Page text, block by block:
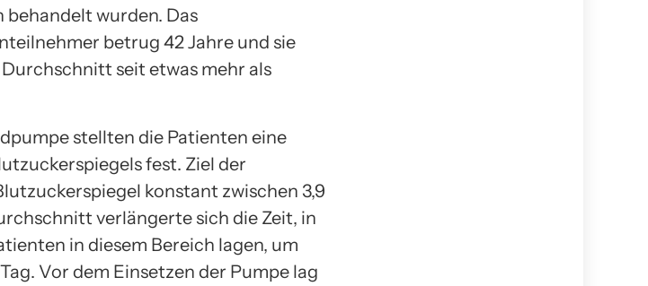
wurden. Das
betrug 42 Jahre und sie
seit etwas mehr als
stellten die Patienten eine
fest. Ziel der
konstant zwischen 3,9
verlängerte sich die Zeit, in
in diesem Bereich lagen, um
Vor dem Einsetzen der Pumpe lag